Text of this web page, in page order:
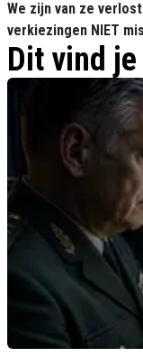
We zijn van ze
verkiezingen NIET
Dit vind